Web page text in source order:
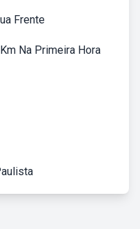
Frente
Na Primeira Hora